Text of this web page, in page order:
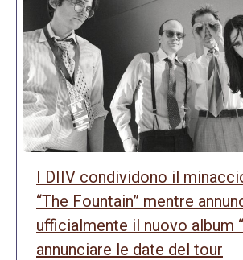
I DIIV condividono il
“The Fountain” mentre
ufficialmente il nuovo album
annunciare le date del tour